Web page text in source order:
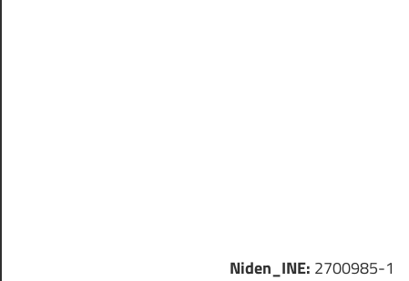
Niden_INE: 2700985-1